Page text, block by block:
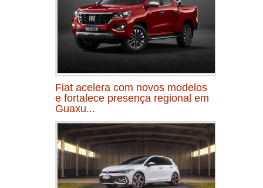
Fiat acelera com novos modelos
e fortalece presença regional em
Guaxu...